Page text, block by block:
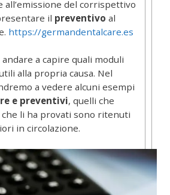
all’emissione del corrispettivo
il preventivo al
https://germandentalcare.es
a capire quali moduli
alla propria causa. Nel
a vedere alcuni esempi
e preventivi, quelli che
che li ha provati sono ritenuti
in circolazione.